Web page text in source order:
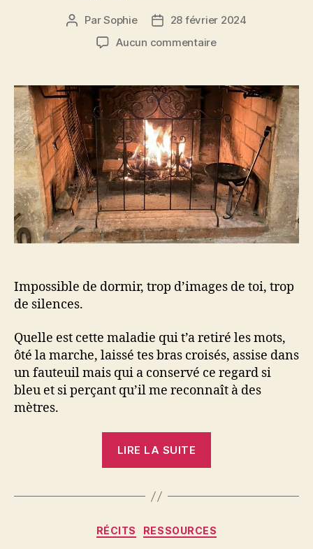
Auteur
l’article
ParSophie
Date28 février 2024
Aucun commentairesur
du
silence
Impossible de dormir, trop d’images de toi, trop
de silences.
Quelle est cette maladie qui t’a retiré les mots,
ôté la marche, laissé tes bras croisés, assise dans
un fauteuil mais qui a conservé ce regard si
bleu et si perçant qu’il me reconnaît à des
mètres.
LIRE LA SUITE
silence »
Catégories
RÉCITS RESSOURCES